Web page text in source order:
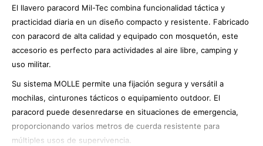
El llavero paracord Mil-Tec combina funcionalidad táctica y
practicidad diaria en un diseño compacto y resistente. Fabricado
con paracord de alta calidad y equipado con mosquetón, este
accesorio es perfecto para actividades al aire libre, camping y
uso militar.
Su sistema MOLLE permite una fijación segura y versátil a
mochilas, cinturones tácticos o equipamiento outdoor. El
paracord puede desenredarse en situaciones de emergencia,
proporcionando varios metros de cuerda resistente para
múltiples usos de supervivencia.